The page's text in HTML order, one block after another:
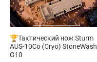
🏆Тактический нож Sturm
AUS-10Co (Cryo) StoneWash
G10